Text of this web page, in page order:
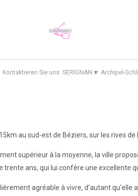
Kontaktieren Sie uns SERIGNAN ▾ Archipel-
au sud-est de Béziers, sur les rives de
supérieur à la moyenne, la ville
ans, qui lui confère une excellente
agréable à vivre, d’autant qu’elle